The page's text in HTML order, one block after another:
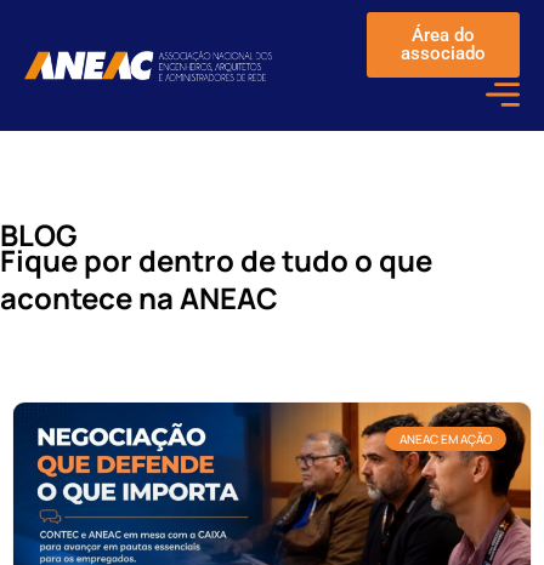
Área do
associado
BLOG
Fique por dentro de tudo o que
acontece na ANEAC
ANEAC EM AÇÃO